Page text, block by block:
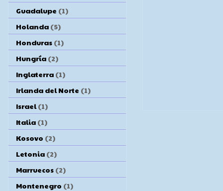
Guadalupe (1)
Holanda (5)
Honduras (1)
Hungría (2)
Inglaterra (1)
Irlanda del Norte (1)
Israel (1)
Italia (1)
Kosovo (2)
Letonia (2)
Marruecos (2)
Montenegro (1)